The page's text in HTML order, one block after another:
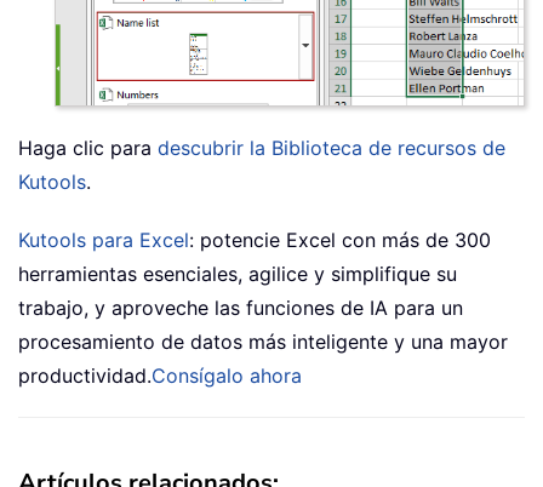
Haga clic para descubrir la Biblioteca de recursos de
Kutools.
Kutools para Excel: potencie Excel con más de 300
herramientas esenciales, agilice y simplifique su
trabajo, y aproveche las funciones de IA para un
procesamiento de datos más inteligente y una mayor
productividad.Consígalo ahora